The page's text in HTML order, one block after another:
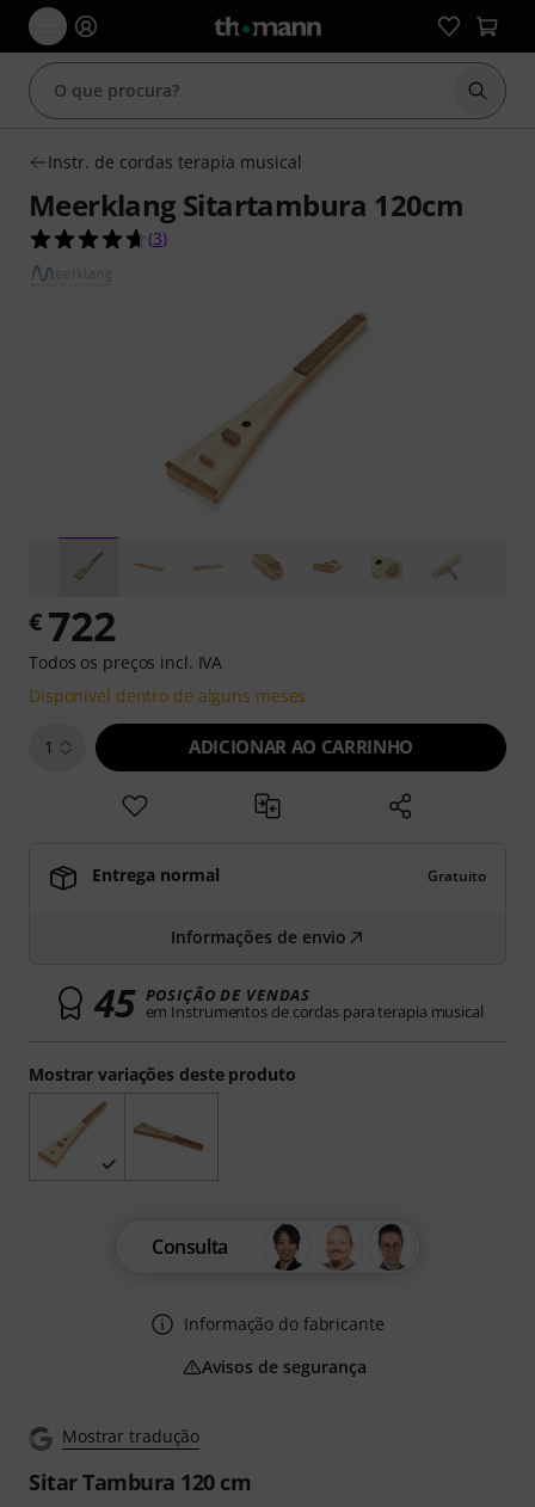
Iniciar
Instr. de cordas terapia musical
Meerklang Sitartambura 120cm
4.7 de 5 estrelas de 3 avaliações de clientes
(3)
Mostrar tradução
Sitar Tambura 120 cm
Mostrar variações deste produto
€ 722
Todos os preços incl. IVA
Disponível dentro de alguns meses
1 ADICIONAR AO CARRINHO
Entrega normal Gratuito
Informações de envio
45 POSIÇÃO DE VENDAS
em Instrumentos de cordas para terapia musical
Consulta
Informação do fabricante
Avisos de segurança